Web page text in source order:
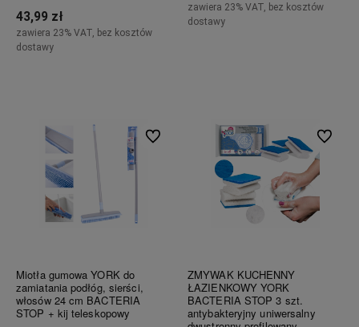
43,99 zł
zawiera 23% VAT, bez kosztów
dostawy
zawiera 23% VAT, bez kosztów
dostawy
Miotła gumowa YORK do
zamiatania podłóg, sierści,
włosów 24 cm BACTERIA
STOP + kij teleskopowy
Do ulubionych
ZMYWAK KUCHENNY
ŁAZIENKOWY YORK
BACTERIA STOP 3 szt.
antybakteryjny uniwersalny
Do